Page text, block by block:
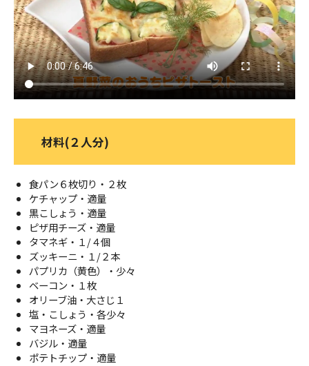
ＹＢＣオンデマンド
やまがた情熱市場
材料(２人分)
食パン６枚切り・２枚
ケチャップ・適量
黒こしょう・適量
ピザ用チーズ・適量
タマネギ・１/４個
ズッキーニ・１/２本
パプリカ（黄色）・少々
ベーコン・１枚
オリーブ油・大さじ１
塩・こしょう・各少々
マヨネーズ・適量
バジル・適量
ポテトチップ・適量